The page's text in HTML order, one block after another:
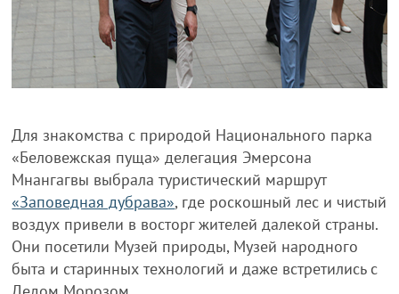
Для знакомства с природой Национального парка
«Беловежская пуща» делегация Эмерсона
Мнангагвы выбрала туристический маршрут
«Заповедная дубрава», где роскошный лес и чистый
воздух привели в восторг жителей далекой страны.
Они посетили Музей природы, Музей народного
быта и старинных технологий и даже встретились с